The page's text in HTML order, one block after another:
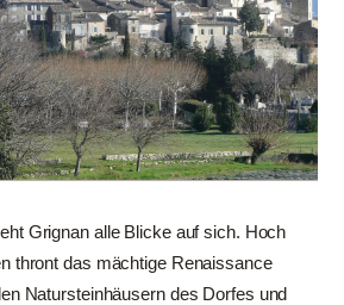
Grignan alle Blicke auf sich. Hoch
thront das mächtige Renaissance
Natursteinhäusern des Dorfes und